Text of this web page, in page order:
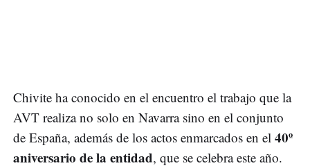
Chivite ha conocido en el encuentro el trabajo que la
AVT realiza no solo en Navarra sino en el conjunto
de España, además de los actos enmarcados en el 40º
aniversario de la entidad, que se celebra este año.